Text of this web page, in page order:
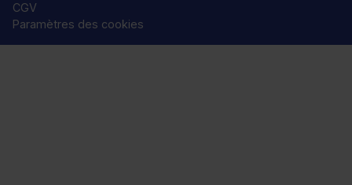
CGV
Paramètres des cookies